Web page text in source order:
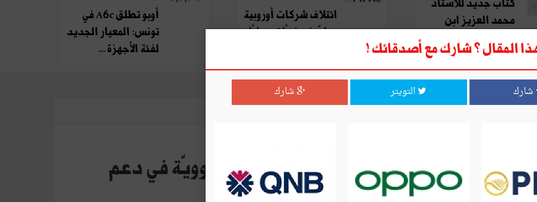
كتاب جديد للأستاذ
محمد العزيز ابن
ائتلاف شركات أوروبية
يطوّر نموذجًا تحويليًا
أوبو تطلق A6c في
تونس: المعيار الجديد
لفئة الأجهزة ...
تونس لمناقشة ٲهميّة التكنولوجيا النوويّة في دعم
المقال ؟ شارك مع أصدقائك !
شارك التويتر شارك